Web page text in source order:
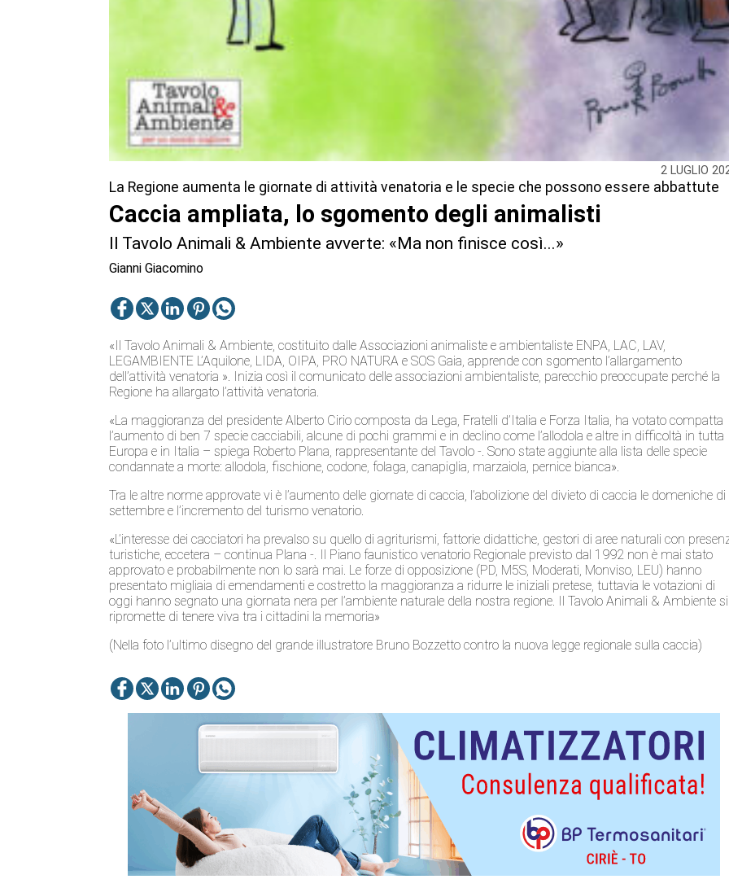
2 LUGLIO
La Regione aumenta le giornate di attività venatoria e le specie che possono essere abbattute
Caccia ampliata, lo sgomento degli animalisti
Il Tavolo Animali & Ambiente avverte: «Ma non finisce così...»
Gianni Giacomino
«Il Tavolo Animali & Ambiente, costituito dalle Associazioni animaliste e ambientaliste ENPA, LAC, LAV,
LEGAMBIENTE L’Aquilone, LIDA, OIPA, PRO NATURA e SOS Gaia, apprende con sgomento l’allargamento
dell’attività venatoria ». Inizia così il comunicato delle associazioni ambientaliste, parecchio preoccupate perché la
Regione ha allargato l’attività venatoria.
«La maggioranza del presidente Alberto Cirio composta da Lega, Fratelli d’Italia e Forza Italia, ha votato compatta
l’aumento di ben 7 specie cacciabili, alcune di pochi grammi e in declino come l’allodola e altre in difficoltà in tutta
Europa e in Italia – spiega Roberto Plana, rappresentante del Tavolo -. Sono state aggiunte alla lista delle specie
condannate a morte: allodola, fischione, codone, folaga, canapiglia, marzaiola, pernice bianca».
Tra le altre norme approvate vi è l’aumento delle giornate di caccia, l’abolizione del divieto di caccia le domeniche di
settembre e l’incremento del turismo venatorio.
«L’interesse dei cacciatori ha prevalso su quello di agriturismi, fattorie didattiche, gestori di aree naturali con
turistiche, eccetera – continua Plana -. Il Piano faunistico venatorio Regionale previsto dal 1992 non è mai stato
approvato e probabilmente non lo sarà mai. Le forze di opposizione (PD, M5S, Moderati, Monviso, LEU) hanno
presentato migliaia di emendamenti e costretto la maggioranza a ridurre le iniziali pretese, tuttavia le votazioni di
oggi hanno segnato una giornata nera per l’ambiente naturale della nostra regione. Il Tavolo Animali & Ambiente si
ripromette di tenere viva tra i cittadini la memoria»
(Nella foto l’ultimo disegno del grande illustratore Bruno Bozzetto contro la nuova legge regionale sulla caccia)